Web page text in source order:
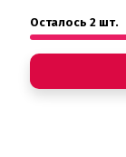
Осталось 2 шт.